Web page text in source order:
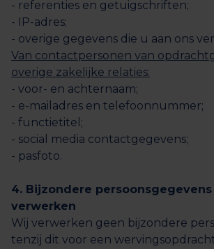
- referenties en getuigschriften;
- IP-adres;
- overige gegevens die u aan ons
Van contactpersonen van
overige zakelijke relaties:
- voor- en achternaam;
- e-mailadres en telefoonnummer;
- functietitel;
- social media contactgegevens;
- pasfoto.
4. Bijzondere
verwerken
Wij verwerken geen bijzondere
tenzij dit voor een